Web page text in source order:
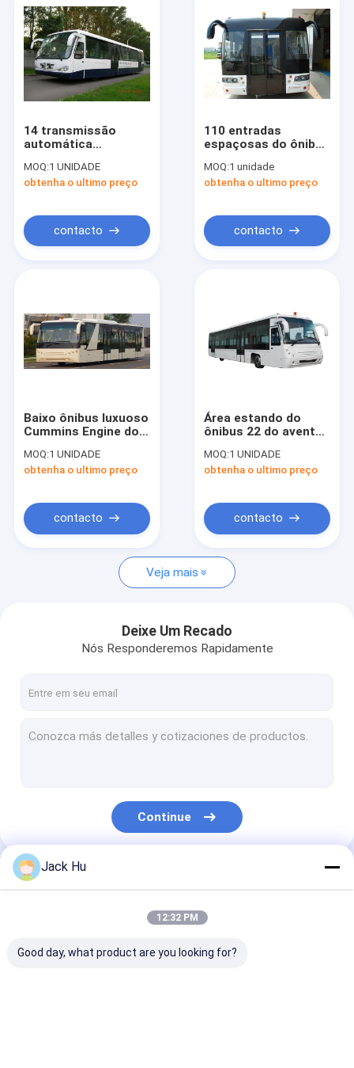
Sobre nós
Excursão da fábrica
Peça umas citações
Ônibus do avental do aeroporto
Escadas automotoras do passageiro
Aeroporto Ambulift
Caminhão de serviço de banheiro
Ônibus do passageiro do aeroporto
14 transmissão
automática
Allison 2100 do
ônibus de transfer
MOQ:1 UNIDADE
obtenha o ultimo preço
contacto
110 entradas
espaçosas do ônibus
aeroporto da canela
MOQ:1 unidade
obtenha o ultimo preço
contacto
Baixo ônibus luxuoso
Cummins Engine do
de transfer do
aeroporto do
MOQ:1 UNIDADE
obtenha o ultimo preço
contacto
Área estando do
ônibus 22 do avental
Cummins Engine da
canela
MOQ:1 UNIDADE
obtenha o ultimo preço
contacto
Veja mais
Deixe Um Recado
Nós Responderemos Rapidamente
Continue
Nossas Categorias
Jack Hu
12:32 PM
Good day, what product are you looking for?